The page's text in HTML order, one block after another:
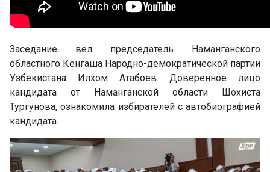
Заседание вел председатель Наманганского
областного Кенгаша Народно-демократической партии
Узбекистана Илхом Атабоев. Доверенное лицо
кандидата от Наманганской области Шохиста
Тургунова, ознакомила избирателей с автобиографией
кандидата.